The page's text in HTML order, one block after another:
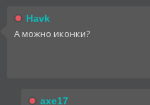
Havk
А можно иконки?
axe17